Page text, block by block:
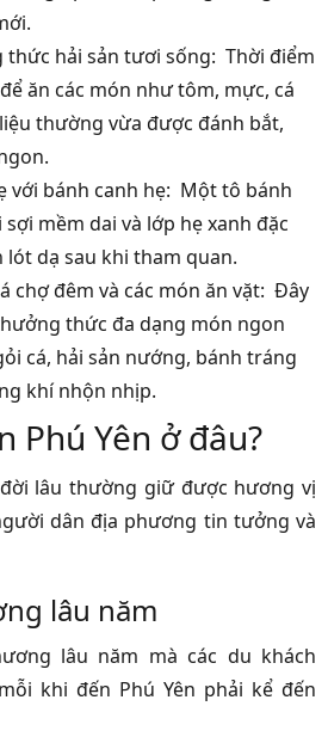
hải sản tươi sống: Thời điểm
ăn các món như tôm, mực, cá
thường vừa được đánh bắt,
với bánh canh hẹ: Một tô bánh
mềm dai và lớp hẹ xanh đặc
dạ sau khi tham quan.
chợ đêm và các món ăn vặt: Đây
thức đa dạng món ngon
cá, hải sản nướng, bánh tráng
khí nhộn nhịp.
Phú Yên ở đâu?
lâu thường giữ được hương vị
dân địa phương tin tưởng và
lâu năm
lâu năm mà các du khách
khi đến Phú Yên phải kể đến